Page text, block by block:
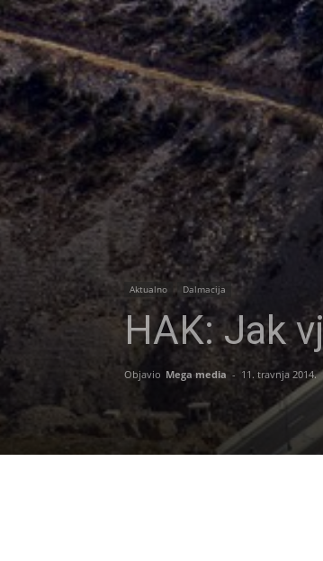
Aktualno Dalmacija
HAK: Jak
Objavio Mega media - 11. travnja 2014.